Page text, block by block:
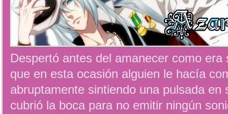
Despertó antes del amanecer como
que en esta ocasión alguien le hacía
abruptamente sintiendo una pulsada en
cubrió la boca para no emitir ningún